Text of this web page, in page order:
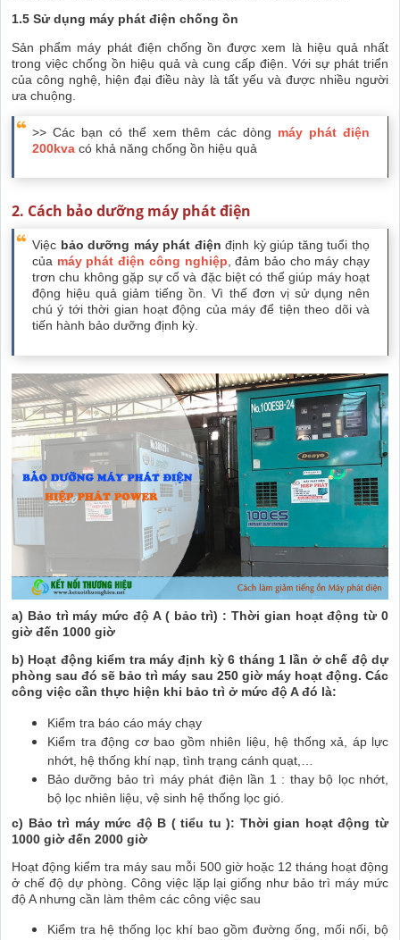
1.5 Sử dụng máy phát điện chống ồn
Sản phẩm máy phát điện chống ồn được xem là hiệu quả nhất
trong việc chống ồn hiệu quả và cung cấp điện. Với sự phát triển
của công nghệ, hiện đại điều này là tất yếu và được nhiều người
ưa chuộng.
>> Các bạn có thể xem thêm các dòng máy phát điện
200kva có khả năng chống ồn hiệu quả
2. Cách bảo dưỡng máy phát điện
Việc bảo dưỡng máy phát điện định kỳ giúp tăng tuổi thọ
của máy phát điện công nghiệp, đảm bảo cho máy chạy
trơn chu không gặp sự cố và đặc biệt có thể giúp máy hoạt
động hiệu quả giảm tiếng ồn. Vì thế đơn vị sử dụng nên
chú ý tới thời gian hoạt động của máy để tiện theo dõi và
tiến hành bảo dưỡng định kỳ.
a) Bảo trì máy mức độ A ( bảo trì) : Thời gian hoạt động từ 0
giờ đến 1000 giờ
b) Hoạt động kiểm tra máy định kỳ 6 tháng 1 lần ở chế độ dự
phòng sau đó sẽ bảo trì máy sau 250 giờ máy hoạt động. Các
công việc cần thực hiện khi bảo trì ở mức độ A đó là:
Kiểm tra báo cáo máy chạy
Kiểm tra động cơ bao gồm nhiên liệu, hệ thống xả, áp lực
nhớt, hệ thống khí nạp, tình trạng cánh quạt,…
Bảo dưỡng bảo trì máy phát điện lần 1 : thay bộ lọc nhớt,
bộ lọc nhiên liệu, vệ sinh hệ thống lọc gió.
c) Bảo trì máy mức độ B ( tiểu tu ): Thời gian hoạt động từ
1000 giờ đến 2000 giờ
Hoạt động kiểm tra máy sau mỗi 500 giờ hoặc 12 tháng hoạt động
ở chế độ dự phòng. Công việc lặp lại giống như bảo trì máy mức
độ A nhưng cần làm thêm các công việc sau
Kiểm tra hệ thống lọc khí bao gồm đường ống, mối nối, bộ